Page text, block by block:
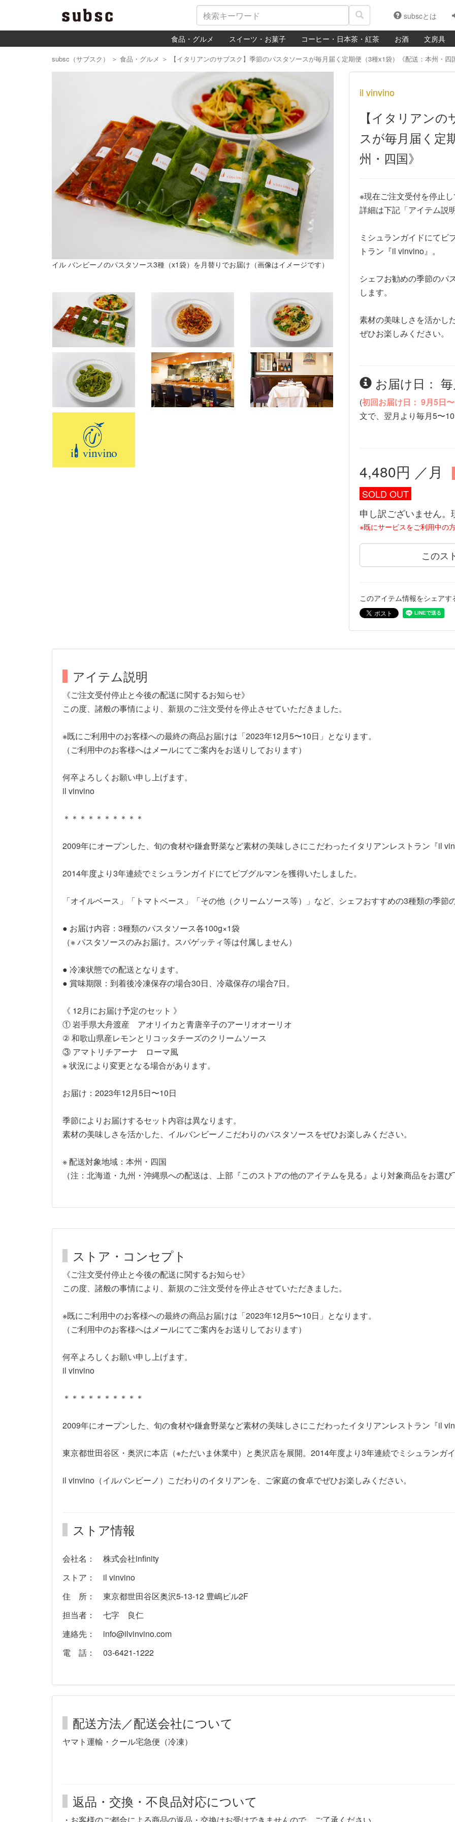
subscとは
食品・グルメ スイーツ・お菓子 コーヒー・日本茶・紅茶 お酒 文房具
subsc（サブスク） ＞ 食品・グルメ ＞ 【イタリアンのサブスク】季節のパスタソースが毎月届く定期便（3種x1袋）《配送：本州・四
イル バンビーノのパスタソース3種（x1袋）を月替りでお届け（画像はイメージです）
il vinvino
【イタリアン
スが毎月届く定
州・四国》
※現在ご注文受付を停止
詳細は下記「アイテム説
ミシュランガイドにてビ
トラン『il vinvino』。
シェフお勧めの季節のパ
します。
素材の美味しさを活かし
ぜひお楽しみください。
お届け日：
(初回お届け日： 9月5日
文で、翌月より毎月5〜
4,480円 ／月
SOLD OUT
申し訳ございません
※既にサービスをご利用中の
このス
このアイテム情報をシェアす
アイテム説明
《ご注文受付停止と今後の配送に関するお知らせ》
この度、諸般の事情により、新規のご注文受付を停止させていただきました。
※既にご利用中のお客様への最終の商品お届けは「2023年12月5〜10日」となります。
（ご利用中のお客様へはメールにてご案内をお送りしております）
何卒よろしくお願い申し上げます。
il vinvino
＊＊＊＊＊＊＊＊＊＊
2009年にオープンした、旬の食材や鎌倉野菜など素材の美味しさにこだわったイタリアンレストラン『il
2014年度より3年連続でミシュランガイドにてビブグルマンを獲得いたしました。
「オイルベース」「トマトベース」「その他（クリームソース等）」など、シェフおすすめの3種類の季
● お届け内容：3種類のパスタソース各100g×1袋
（※ パスタソースのみお届け。スパゲッティ等は付属しません）
● 冷凍状態での配送となります。
● 賞味期限：到着後冷凍保存の場合30日、冷蔵保存の場合7日。
《 12月にお届け予定のセット 》
① 岩手県大舟渡産 アオリイカと青唐辛子のアーリオオーリオ
② 和歌山県産レモンとリコッタチーズのクリームソース
③ アマトリチアーナ ローマ風
※ 状況により変更となる場合があります。
お届け：2023年12月5日〜10日
季節によりお届けするセット内容は異なります。
素材の美味しさを活かした、イルバンビーノこだわりのパスタソースをぜひお楽しみください。
※ 配送対象地域：本州・四国
（注：北海道・九州・沖縄県への配送は、上部『このストアの他のアイテムを見る』より対象商品をお選
ストア・コンセプト
《ご注文受付停止と今後の配送に関するお知らせ》
この度、諸般の事情により、新規のご注文受付を停止させていただきました。
※既にご利用中のお客様への最終の商品お届けは「2023年12月5〜10日」となります。
（ご利用中のお客様へはメールにてご案内をお送りしております）
何卒よろしくお願い申し上げます。
il vinvino
＊＊＊＊＊＊＊＊＊＊
2009年にオープンした、旬の食材や鎌倉野菜など素材の美味しさにこだわったイタリアンレストラン『il
東京都世田谷区・奥沢に本店（※ただいま休業中）と奥沢店を展開。2014年度より3年連続でミシュランガ
il vinvino（イルバンビーノ）こだわりのイタリアンを、ご家庭の食卓でぜひお楽しみください。
ストア情報
会社名： 株式会社infinity
ストア： il vinvino
住 所： 東京都世田谷区奥沢5-13-12 豊嶋ビル2F
担当者： 七字 良仁
連絡先： info@ilvinvino.com
電 話： 03-6421-1222
配送方法／配送会社について
ヤマト運輸・クール宅急便（冷凍）
返品・交換・不良品対応について